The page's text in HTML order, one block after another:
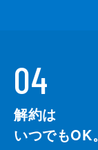
04
解約は
いつでもOK。